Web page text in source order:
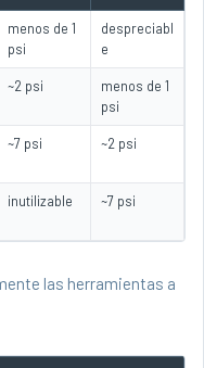
menos de 1
psi
despreciabl
e
~2 psi
menos de 1
psi
~7 psi ~2 psi
inutilizable ~7 psi
las herramientas a